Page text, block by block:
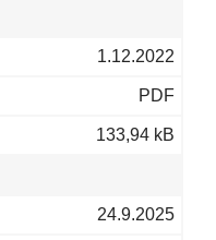
1.12.2022
PDF
133,94 kB
24.9.2025